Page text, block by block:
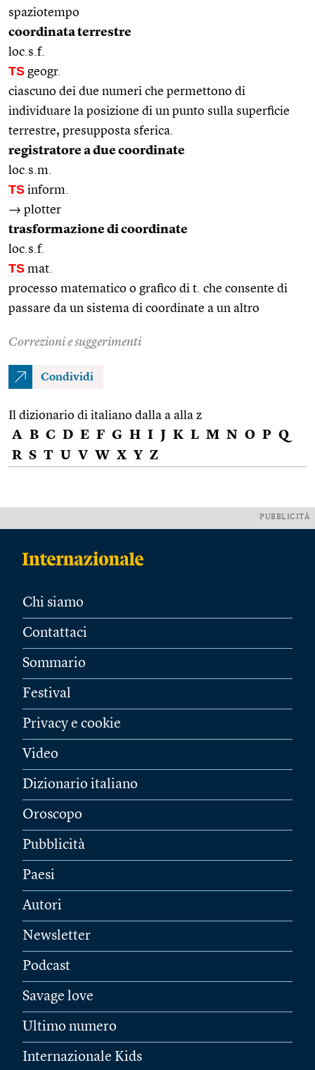
spaziotempo
coordinata terrestre
loc.s.f.
TS geogr.
ciascuno dei due numeri che permettono di
individuare la posizione di un punto sulla superficie
terrestre, presupposta sferica.
registratore a due coordinate
loc.s.m.
TS inform.
→ plotter
trasformazione di coordinate
loc.s.f.
TS mat.
processo matematico o grafico di t. che consente di
passare da un sistema di coordinate a un altro
Correzioni e suggerimenti
Condividi
Il dizionario di italiano dalla a alla z
A B C D E F G H I J K L M N O P Q
R S T U V W X Y Z
PUBBLICITÀ
Chi siamo
Contattaci
Sommario
Festival
Privacy e cookie
Video
Dizionario italiano
Oroscopo
Pubblicità
Paesi
Autori
Newsletter
Podcast
Savage love
Ultimo numero
Internazionale Kids